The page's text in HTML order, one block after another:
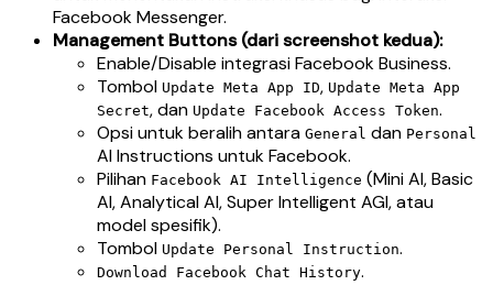
Facebook Messenger.
Management Buttons (dari screenshot kedua):
Enable/Disable integrasi Facebook Business.
Tombol Update Meta App ID, Update Meta App
Secret, dan Update Facebook Access Token.
Opsi untuk beralih antara General dan Personal
AI Instructions untuk Facebook.
Pilihan Facebook AI Intelligence (Mini AI, Basic
AI, Analytical AI, Super Intelligent AGI, atau
model spesifik).
Tombol Update Personal Instruction.
Download Facebook Chat History.